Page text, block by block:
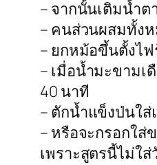
– จากนั้นเติมน้ำต
– คนส่วนผสมทั้งห
– ยกหม้อขึ้นตั้งไ
– เมื่อน้ำมะขาม
40 นาที
– ตักน้ำแข็งป่นใ
– หรือจะกรอกใส่
เพราะสูตรนี้ไม่ใ